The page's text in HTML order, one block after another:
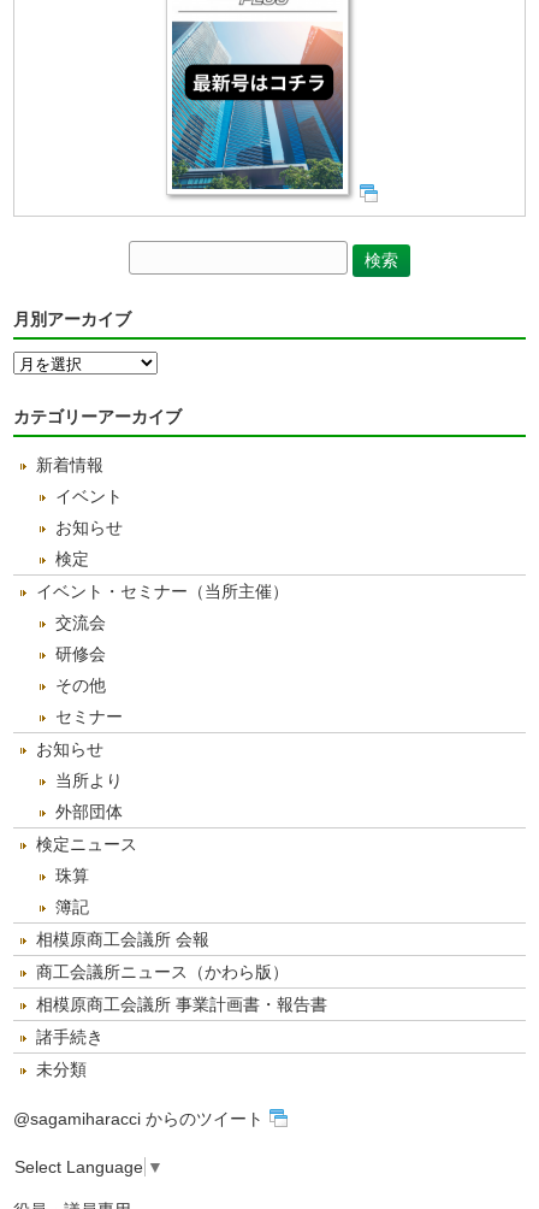
月別アーカイブ
月
ー
イ
カテゴリーアーカイブ
新着情報
イベント
お知らせ
検定
イベント・セミナー（当所主催）
交流会
研修会
その他
セミナー
お知らせ
当所より
外部団体
検定ニュース
珠算
簿記
相模原商工会議所 会報
商工会議所ニュース（かわら版）
相模原商工会議所 事業計画書・報告書
諸手続き
未分類
@sagamiharacci からのツイート
Select Language ▼